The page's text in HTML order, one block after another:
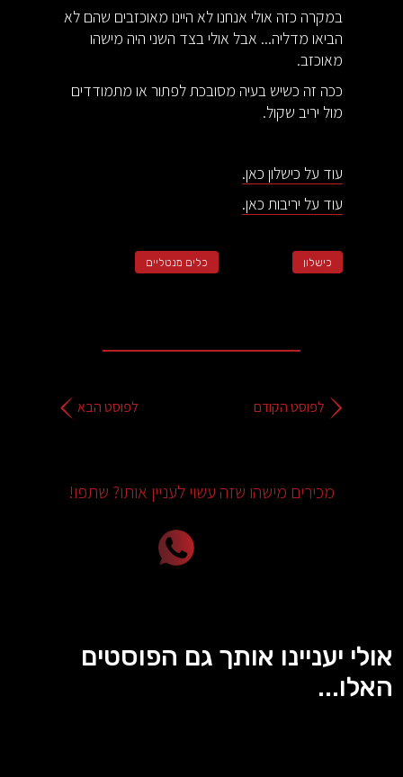
במקרה כזה אולי אנחנו לא היינו מאוכזבים שהם לא
הביאו מדליה... אבל אולי בצד השני היה מישהו
מאוכזב.
ככה זה כשיש בעיה מסובכת לפתור או מתמודדים
מול יריב שקול.
עוד על כישלון כאן.
עוד על יריבות כאן.
כישלון כלים מנטליים
לפוסט הקודם לפוסט הבא
מכירים מישהו שזה עשוי לעניין אותו? שתפו!
אולי יעניינו אותך גם הפוסטים
האלו...